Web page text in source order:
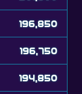
196,750
194,850
189,550